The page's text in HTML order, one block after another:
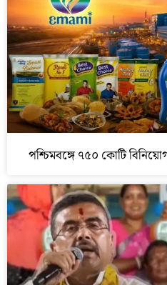
পশ্চিমবঙ্গে ৭৫০ কোটি